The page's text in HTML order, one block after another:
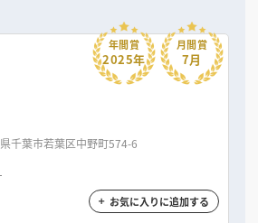
千葉市若葉区中野町574-6
お気に入りに追加する
年間賞
2025年
月間賞
7月